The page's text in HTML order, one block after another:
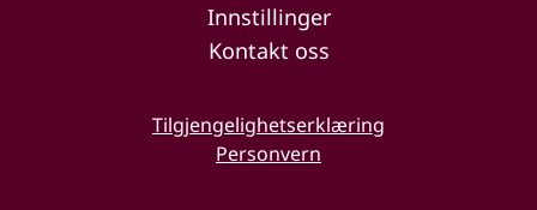
Innstillinger
Kontakt oss
Tilgjengelighetserklæring
Personvern